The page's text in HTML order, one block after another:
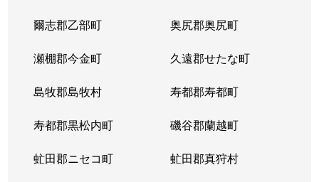
爾志郡乙部町 奥尻郡奥尻町
瀬棚郡今金町 久遠郡せたな町
島牧郡島牧村 寿都郡寿都町
寿都郡黒松内町 磯谷郡蘭越町
虻田郡ニセコ町 虻田郡真狩村